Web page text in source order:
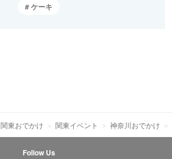
ケーキ
関東おでかけ 関東イベント 神奈川おでかけ
Follow Us